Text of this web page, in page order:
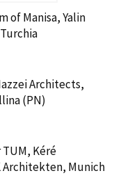
of Manisa, Yalin
Architects,
(PN)
TUM, Kéré
Munich